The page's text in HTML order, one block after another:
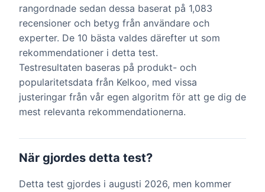
rangordnade sedan dessa baserat på 1,083
recensioner och betyg från användare och
experter. De 10 bästa valdes därefter ut som
rekommendationer i detta test.
Testresultaten baseras på produkt- och
popularitetsdata från Kelkoo, med vissa
justeringar från vår egen algoritm för att ge dig de
mest relevanta rekommendationerna.
När gjordes detta test?
Detta test gjordes i augusti 2026, men kommer